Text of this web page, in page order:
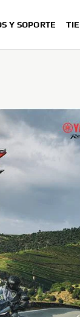
Y SOPORTE